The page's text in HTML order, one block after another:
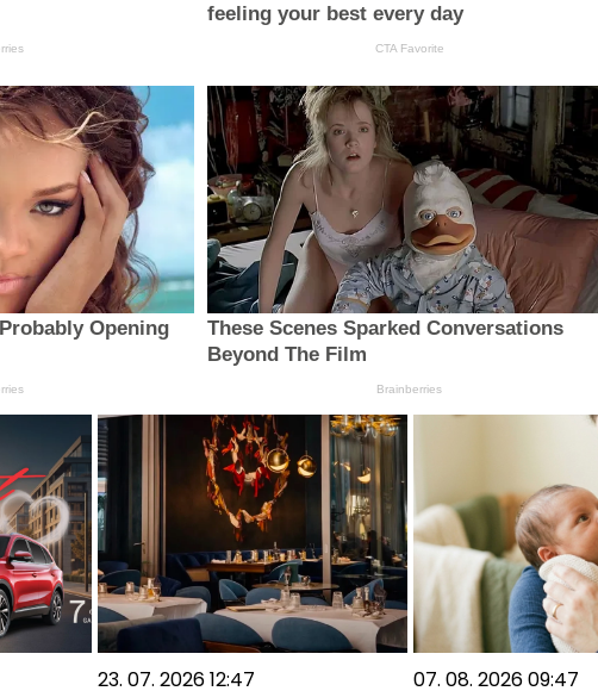
feeling your best every day
CTA Favorite
Opening
These Scenes Sparked Conversations
Beyond The Film
Brainberries
23. 07. 2026 12:47 07. 08. 2026 09:47